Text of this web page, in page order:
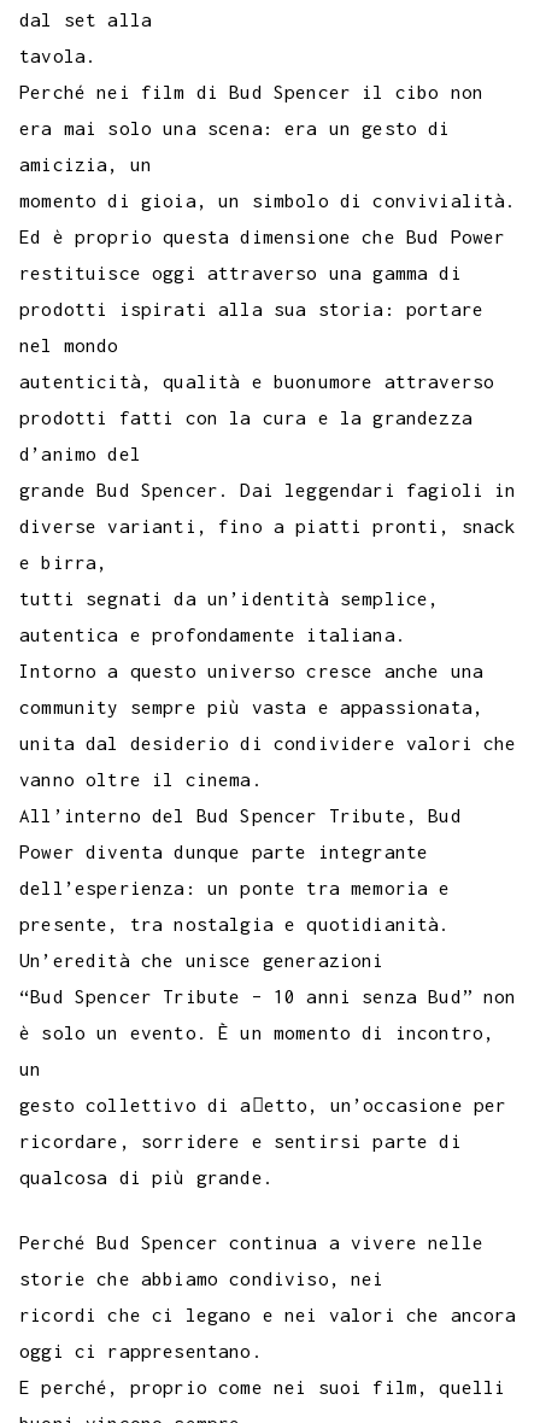
dal set alla
tavola.
Perché nei film di Bud Spencer il cibo non
era mai solo una scena: era un gesto di
amicizia, un
momento di gioia, un simbolo di convivialità.
Ed è proprio questa dimensione che Bud Power
restituisce oggi attraverso una gamma di
prodotti ispirati alla sua storia: portare
nel mondo
autenticità, qualità e buonumore attraverso
prodotti fatti con la cura e la grandezza
d’animo del
grande Bud Spencer. Dai leggendari fagioli in
diverse varianti, fino a piatti pronti, snack
e birra,
tutti segnati da un’identità semplice,
autentica e profondamente italiana.
Intorno a questo universo cresce anche una
community sempre più vasta e appassionata,
unita dal desiderio di condividere valori che
vanno oltre il cinema.
All’interno del Bud Spencer Tribute, Bud
Power diventa dunque parte integrante
dell’esperienza: un ponte tra memoria e
presente, tra nostalgia e quotidianità.
Un’eredità che unisce generazioni
“Bud Spencer Tribute – 10 anni senza Bud” non
è solo un evento. È un momento di incontro,
un
gesto collettivo di a􀆯etto, un’occasione per
ricordare, sorridere e sentirsi parte di
qualcosa di più grande.
Perché Bud Spencer continua a vivere nelle
storie che abbiamo condiviso, nei
ricordi che ci legano e nei valori che ancora
oggi ci rappresentano.
E perché, proprio come nei suoi film, quelli